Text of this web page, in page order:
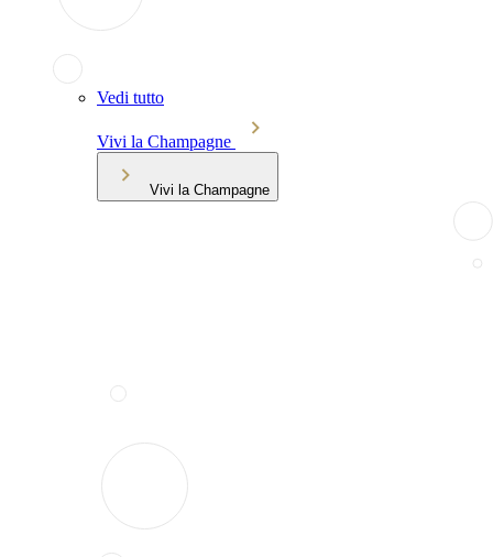
Vedi tutto
Vivi la Champagne
Vivi la Champagne